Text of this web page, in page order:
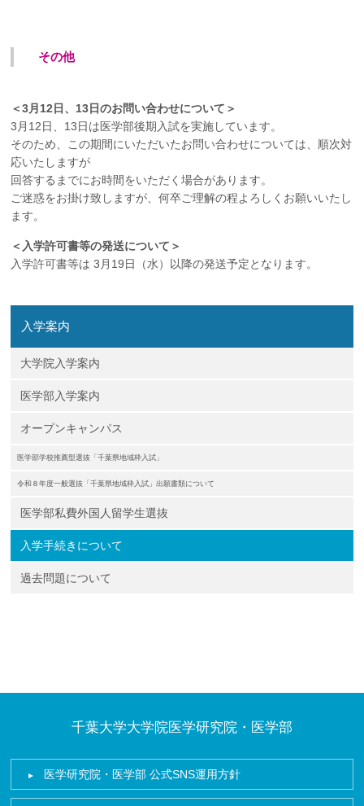
その他
＜3月12日、13日のお問い合わせについて＞
3月12日、13日は医学部後期入試を実施しています。
そのため、この期間にいただいたお問い合わせについては、順次対
応いたしますが
回答するまでにお時間をいただく場合があります。
ご迷惑をお掛け致しますが、何卒ご理解の程よろしくお願いいたし
ます。
＜入学許可書等の発送について＞
入学許可書等は 3月19日（水）以降の発送予定となります。
入学案内
大学院入学案内
医学部入学案内
オープンキャンパス
医学部学校推薦型選抜「千葉県地域枠入試」
令和８年度一般選抜「千葉県地域枠入試」出願書類について
医学部私費外国人留学生選抜
入学手続きについて
過去問題について
千葉大学大学院医学研究院・医学部
医学研究院・医学部 公式SNS運用方針